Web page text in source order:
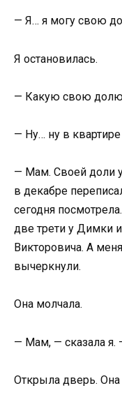
— Я… я могу свою
Я остановилась.
— Какую свою
— Ну… ну в
— Мам. Своей доли
в декабре
сегодня
две трети у Димки
Викторовича. А
вычеркнули.
Она молчала.
— Мам, — сказала
Открыла дверь.